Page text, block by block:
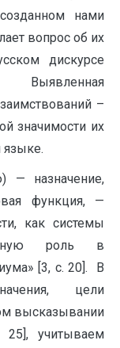
нами
вопрос об их
дискурсе
–
значимости их
— назначение,
функция, —
как системы
роль в
[3, с. 20]. В
цели
высказывании
учитываем